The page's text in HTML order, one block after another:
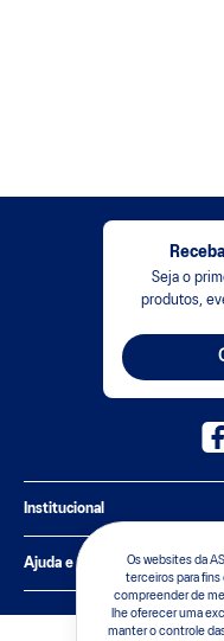
Os websites da
terceiros para fins
compreender de
lhe oferecer uma
manter o controle
Seja o
produtos,
Institucional
Política de Privacidade
Sobre a ASICS
Ajuda e suporte
Central de Relacionamento